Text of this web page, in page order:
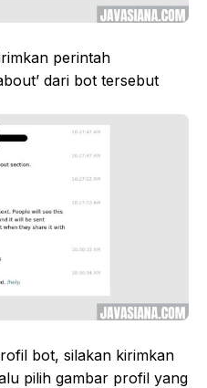
perintah
dari bot tersebut
bot, silakan kirimkan
pilih gambar profil yang